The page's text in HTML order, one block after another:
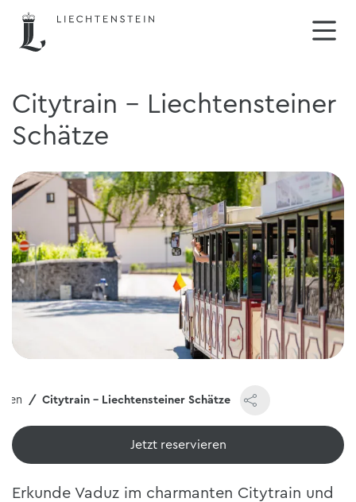
Citytrain - Liechtensteiner
Schätze
Citytrain - Liechtensteiner Schätze
Jetzt reservieren
Erkunde Vaduz im charmanten Citytrain und